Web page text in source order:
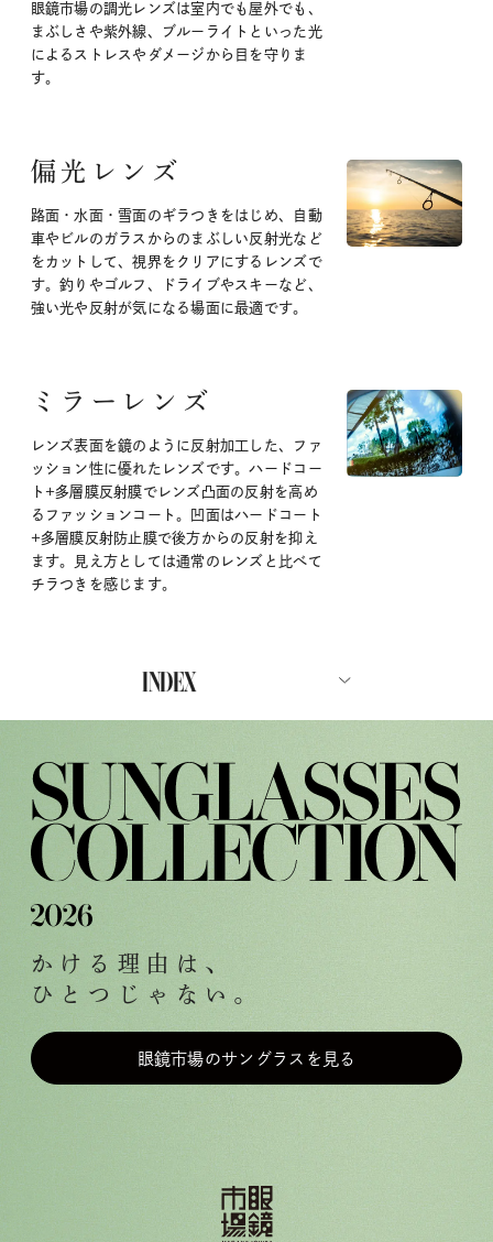
INDEX
ABOUT
PICK UP
MEGANE ICHIBA ORIGINALS
LICENSY BRANDS
LENSES
眼鏡市場の調光レンズは室内でも屋外でも、
まぶしさや紫外線、ブルーライトといった光
によるストレスやダメージから目を守りま
す。
偏光レンズ
路面・水面・雪面のギラつきをはじめ、自動
車やビルのガラスからのまぶしい反射光など
をカットして、視界をクリアにするレンズで
す。釣りやゴルフ、ドライブやスキーなど、
強い光や反射が気になる場面に最適です。
ミラーレンズ
レンズ表面を鏡のように反射加工した、ファ
ッション性に優れたレンズです。ハードコー
ト+多層膜反射膜でレンズ凸面の反射を高め
るファッションコート。凹面はハードコート
+多層膜反射防止膜で後方からの反射を抑え
ます。見え方としては通常のレンズと比べて
チラつきを感じます。
かける理由は、
ひとつじゃない。
眼鏡市場のサングラスを見る